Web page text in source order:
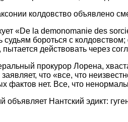
колдовство объявлено
«De la demonomanie des
бороться с
действовать через
прокурор Лорена,
что «все, что
фактов нет. Все, что
объявляет Нантский эдикт: